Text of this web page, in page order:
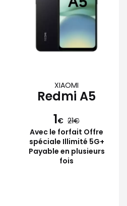
XIAOMI
Redmi A5
1€ 21
Avec le forfait Offre
spéciale Illimité 5G+
Payable en plusieurs
fois